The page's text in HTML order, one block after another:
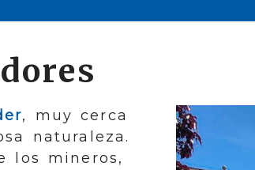
, muy cerca
naturaleza.
los mineros,